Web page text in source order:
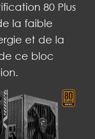
80 Plus
la faible
et de la
ce bloc